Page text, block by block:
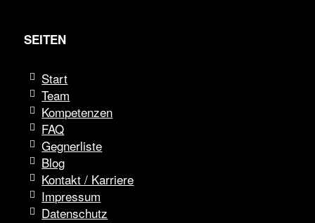
SEITEN
Start
Team
Kompetenzen
FAQ
Gegnerliste
Blog
Kontakt / Karriere
Impressum
Datenschutz